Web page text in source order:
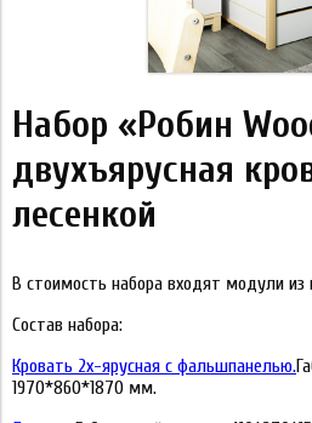
Набор «Робин
двухъярусная
лесенкой
В стоимость набора входят модули из
Состав набора:
Кровать 2х-ярусная с фальшпанелью.
1970*860*1870 мм.